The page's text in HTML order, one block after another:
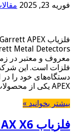
فوریه 23, 2025
معروف و معتبر در
فلزات است. این
APEX یکی از محصولات جدید …
بیشتر بخوانید »
فلزیاب LORENZ DEEPMAX X6